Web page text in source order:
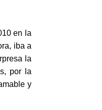
en la
iba a
la
por la
y